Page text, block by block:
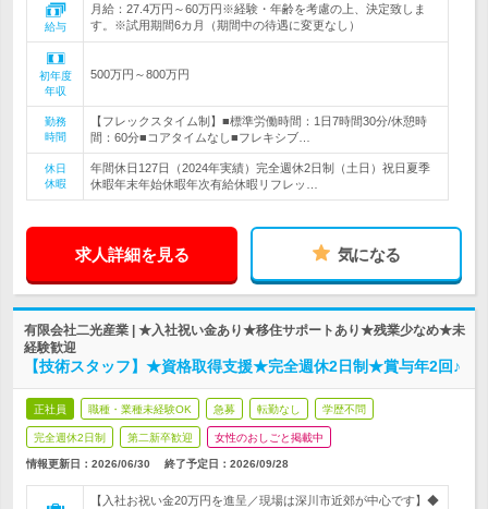
給与
月給：27.4万円～60万円※経験・年齢を考慮の上、決定致しま
す。※試用期間6カ月（期間中の待遇に変更なし）
初年度
年収
500万円～800万円
勤務
時間
【フレックスタイム制】■標準労働時間：1日7時間30分/休憩時
間：60分■コアタイムなし■フレキシブ…
休日
休暇
年間休日127日（2024年実績）完全週休2日制（土日）祝日夏季
休暇年末年始休暇年次有給休暇リフレッ…
求人詳細を見る 気になる
有限会社二光産業 | ★入社祝い金あり★移住サポートあり★残業少なめ★未
経験歓迎
【技術スタッフ】★資格取得支援★完全週休2日制★賞与年2回♪
正社員 職種・業種未経験OK 急募 転勤なし 学歴不問
完全週休2日制 第二新卒歓迎 女性のおしごと掲載中
情報更新日：2026/06/30 終了予定日： 2026/09/28
【入社お祝い金20万円を進呈／現場は深川市近郊が中心です】◆